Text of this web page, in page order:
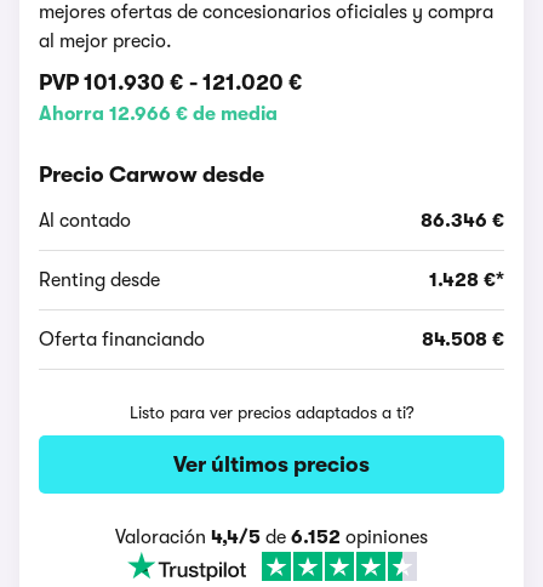
mejores ofertas de concesionarios oficiales y compra
al mejor precio.
PVP 101.930 € - 121.020 €
Ahorra 12.966 € de media
Precio Carwow desde
Al contado 86.346 €
Renting desde 1.428 €*
Oferta financiando 84.508 €
Listo para ver precios adaptados a ti?
Ver últimos precios
Valoración 4,4/5 de 6.152 opiniones